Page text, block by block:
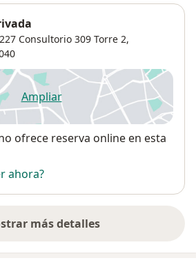
Consultorio 309 Torre 2,
Ampliarse abre en una nueva
ofrece reserva online en esta
ahora?
más detalles
sobre la dirección